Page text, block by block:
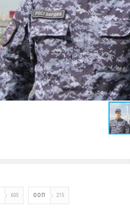
605 ООП 215